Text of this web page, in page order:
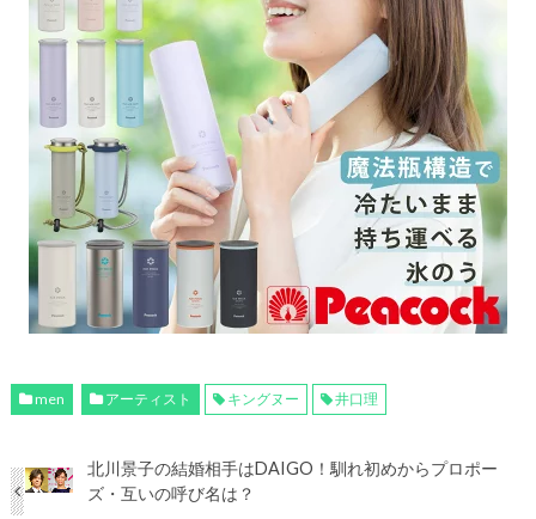
men アーティスト キングヌー 井口理
北川景子の結婚相手はDAIGO！馴れ初めからプロポー
ズ・互いの呼び名は？